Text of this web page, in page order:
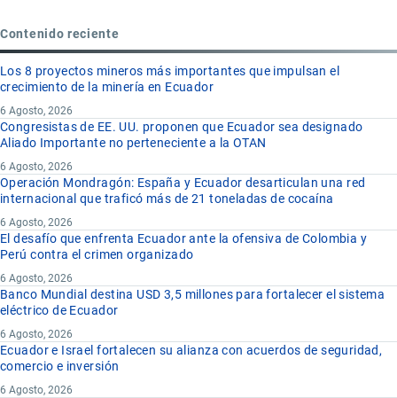
Contenido reciente
Los 8 proyectos mineros más importantes que impulsan el
crecimiento de la minería en Ecuador
6 Agosto, 2026
Congresistas de EE. UU. proponen que Ecuador sea designado
Aliado Importante no perteneciente a la OTAN
6 Agosto, 2026
Operación Mondragón: España y Ecuador desarticulan una red
internacional que traficó más de 21 toneladas de cocaína
6 Agosto, 2026
El desafío que enfrenta Ecuador ante la ofensiva de Colombia y
Perú contra el crimen organizado
6 Agosto, 2026
Banco Mundial destina USD 3,5 millones para fortalecer el sistema
eléctrico de Ecuador
6 Agosto, 2026
Ecuador e Israel fortalecen su alianza con acuerdos de seguridad,
comercio e inversión
6 Agosto, 2026